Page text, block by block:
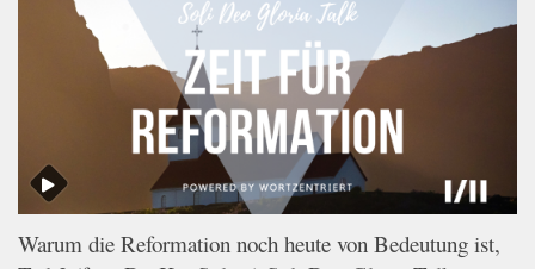
Warum die Reformation noch heute von Bedeutung ist,